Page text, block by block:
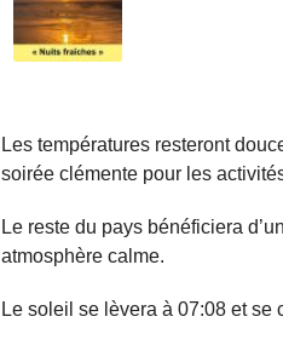
Les températures resteront
soirée clémente pour les
Le reste du pays bénéficiera
atmosphère calme.
Le soleil se lèvera à 07:08 et se